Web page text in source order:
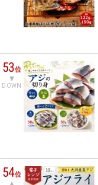
53位
DOWN
54位